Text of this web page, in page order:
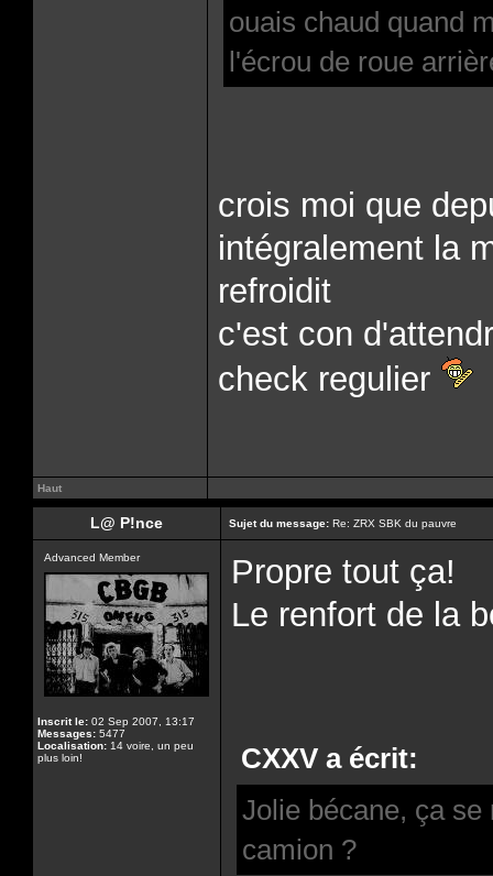
ouais chaud quand
l'écrou de roue
crois moi que
intégralement la
refroidit
c'est con
check regulier
Haut
L@ P!nce Sujet du message: Re: ZRX SBK du pauvre
Advanced Member
Inscrit le: 02 Sep 2007, 13:17
Messages: 5477
Localisation: 14 voire, un peu
plus loin!
Propre tout ça!
Le renfort de la
CXXV a écrit:
Jolie bécane, ça
camion ?